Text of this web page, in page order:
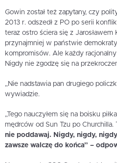
Gowin został też zapytany, czy
2013 r. odszedł z PO po serii
teraz ostro ściera się z Jarosławem
przynajmniej w państwie
kompromisów. Ale każdy
Nigdy nie zgodzę się na
„Nie nadstawia pan drugiego
wywiadzie.
„Tego nauczyłem się na boisku
mędrców od Sun Tzu po Churchilla.
nie poddawaj. Nigdy, nigdy,
zawsze walczę do końca” –